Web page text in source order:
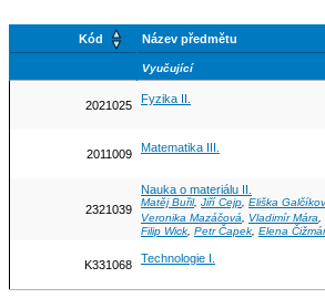
Kód Název předmětu
Vyučující
2021025 Fyzika II.
2011009 Matematika III.
2321039
Nauka o materiálu II.
Matěj Buřil, Jiří Cejp, Eliška
Veronika Mazáčová, Vladimír Mára,
Filip Wick Petr Čapek Elena
K331068 Technologie I.